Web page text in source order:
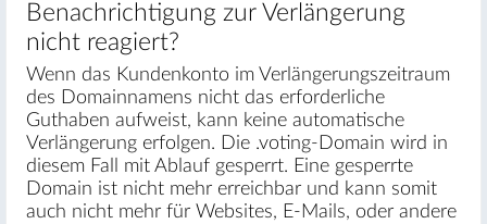
Benachrichtigung zur Verlängerung
nicht reagiert?
Wenn das Kundenkonto im Verlängerungszeitraum
des Domainnamens nicht das erforderliche
Guthaben aufweist, kann keine automatische
Verlängerung erfolgen. Die .voting-Domain wird in
diesem Fall mit Ablauf gesperrt. Eine gesperrte
Domain ist nicht mehr erreichbar und kann somit
auch nicht mehr für Websites, E-Mails, oder andere